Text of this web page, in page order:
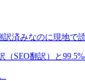
訳済みなのに現地で
（SEO翻訳）と